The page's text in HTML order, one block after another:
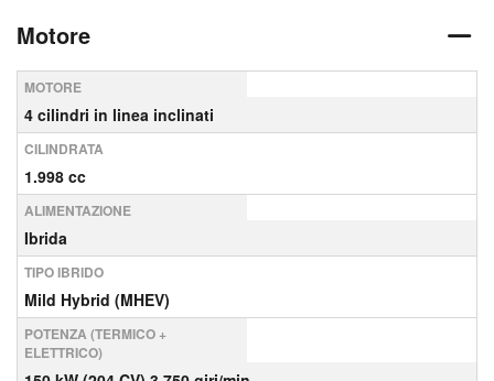
Motore
MOTORE
4 cilindri in linea inclinati
CILINDRATA
1.998 cc
ALIMENTAZIONE
Ibrida
TIPO IBRIDO
Mild Hybrid (MHEV)
POTENZA (TERMICO +
ELETTRICO)